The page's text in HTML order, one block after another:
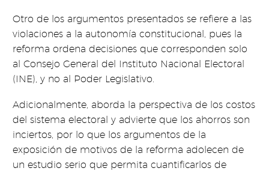
Otro de los argumentos presentados se refiere a las
violaciones a la autonomía constitucional, pues la
reforma ordena decisiones que corresponden solo
al Consejo General del Instituto Nacional Electoral
(INE), y no al Poder Legislativo.
Adicionalmente, aborda la perspectiva de los costos
del sistema electoral y advierte que los ahorros son
inciertos, por lo que los argumentos de la
exposición de motivos de la reforma adolecen de
un estudio serio que permita cuantificarlos de